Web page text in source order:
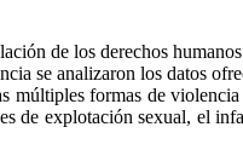
de los derechos
se analizaron los datos
múltiples formas de
de explotación sexual, el